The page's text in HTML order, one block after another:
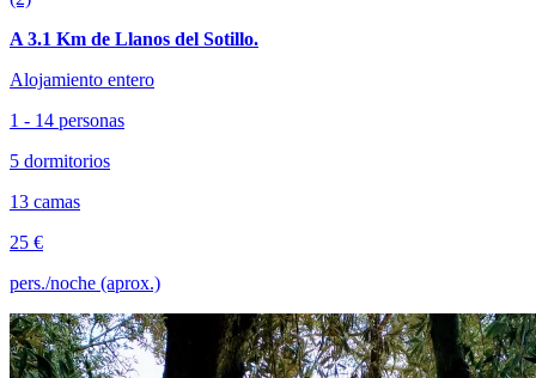
A 3.1 Km de Llanos del Sotillo.
Alojamiento entero
1 - 14 personas
5 dormitorios
13 camas
25 €
pers./noche (aprox.)